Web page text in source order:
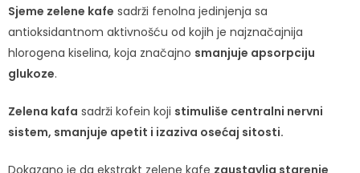
Sjeme zelene kafe sadrži fenolna jedinjenja sa
antioksidantnom aktivnošću od kojih je najznačajnija
hlorogena kiselina, koja značajno smanjuje apsorpciju
glukoze.
Zelena kafa sadrži kofein koji stimuliše centralni nervni
sistem, smanjuje apetit i izaziva osećaj sitosti.
Dokazano je da ekstrakt zelene kafe zaustavlja starenje